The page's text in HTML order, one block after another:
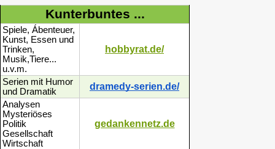
Kunterbuntes ...
Spiele, Ábenteuer,
Kunst, Essen und
Trinken,
Musik,Tiere...
u.v.m.
hobbyrat.de/
Serien mit Humor
und Dramatik
dramedy-serien.de/
Analysen
Mysteriöses
Politik
Gesellschaft
Wirtschaft
gedankennetz.de